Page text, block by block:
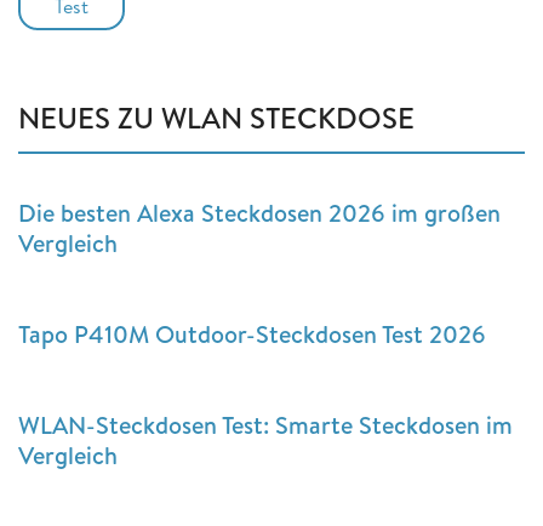
Test
NEUES ZU WLAN STECKDOSE
Die besten Alexa Steckdosen 2026 im großen
Vergleich
Tapo P410M Outdoor-Steckdosen Test 2026
WLAN-Steckdosen Test: Smarte Steckdosen im
Vergleich